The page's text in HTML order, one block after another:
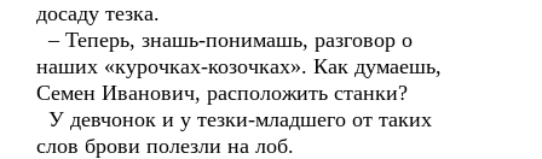
досаду тезка.
– Теперь, знашь-понимашь, разговор о
наших «курочках-козочках». Как думаешь,
Семен Иванович, расположить станки?
У девчонок и у тезки-младшего от таких
слов брови полезли на лоб.